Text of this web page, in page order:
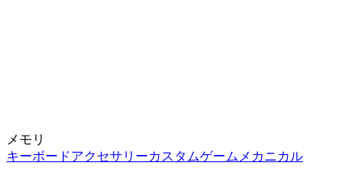
メモリ
キーボードアクセサリーカスタムゲーム メカニカル